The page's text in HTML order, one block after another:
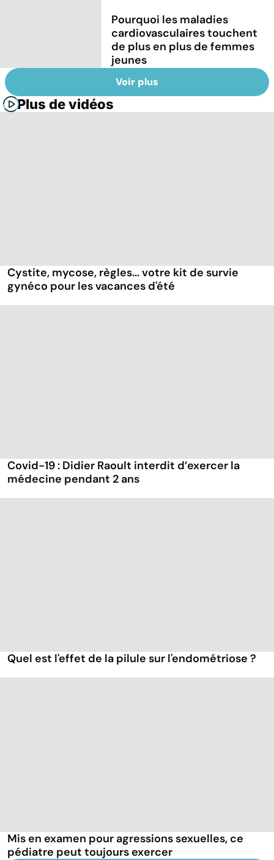
Pourquoi les maladies
cardiovasculaires touchent
de plus en plus de femmes
jeunes
Voir plus
Plus de vidéos
Cystite, mycose, règles... votre kit de survie
gynéco pour les vacances d'été
Covid-19 : Didier Raoult interdit d’exercer la
médecine pendant 2 ans
Quel est l'effet de la pilule sur l'endométriose ?
Mis en examen pour agressions sexuelles, ce
pédiatre peut toujours exercer